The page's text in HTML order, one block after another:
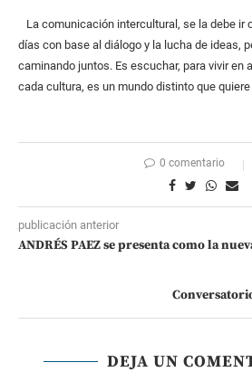
La comunicación intercultural, se la debe ir
días con base al diálogo y la lucha de ideas,
caminando juntos. Es escuchar, para vivir en
cada cultura, es un mundo distinto que quiere
0 comentario
publicación anterior
ANDRÉS PAEZ se presenta como la
DEJA UN